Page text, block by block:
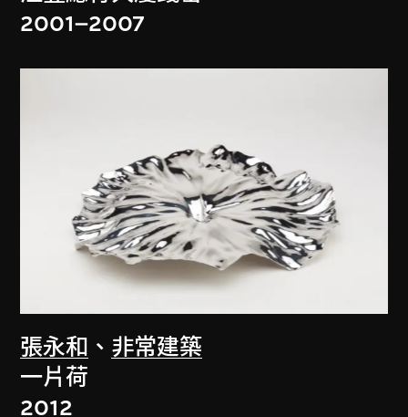
2001–2007
張永和 、 非常建築
一片荷
2012